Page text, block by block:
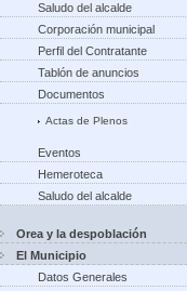
Saludo del alcalde
Corporación municipal
Perfil del Contratante
Tablón de anuncios
Documentos
Actas de Plenos
Eventos
Hemeroteca
Saludo del alcalde
Orea y la despoblación
El Municipio
Datos Generales